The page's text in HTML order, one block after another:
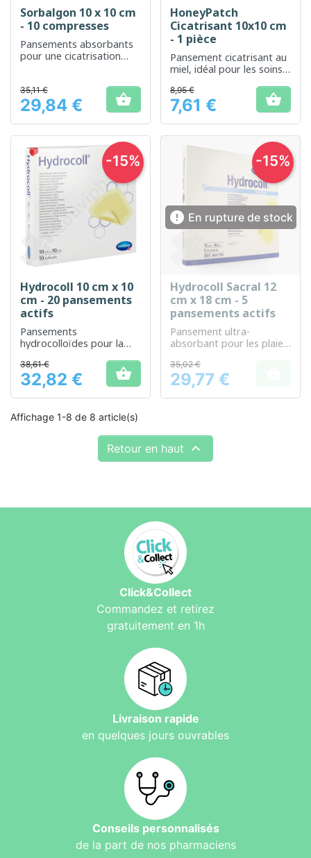
Sorbalgon 10 x 10 cm
- 10 compresses
Pansements absorbants
pour une cicatrisation
Prix
35,11 €
29,84 € 
HoneyPatch
Cicatrisant 10x10 cm
- 1 pièce
Pansement cicatrisant au
miel, idéal pour les soins
Prix
8,95 €
7,61 € 
Hydrocoll 10 cm x 10
cm - 20 pansements
actifs
Pansements
hydrocolloïdes pour la
cicatrisation des plaies
Prix
38,61 €
32,82 € 
-15%
 En rupture de stock
Hydrocoll Sacral 12
cm x 18 cm - 5
pansements actifs
Pansement ultra-
absorbant pour les plaies
niveau sacral
Prix
35,02 €
29,77 €
-15%
Affichage 1-8 de 8 article(s)
Retour en haut 
Click&Collect
Commandez et retirez
gratuitement en 1h
Livraison rapide
en quelques jours ouvrables
Conseils personnalisés
de la part de nos pharmaciens